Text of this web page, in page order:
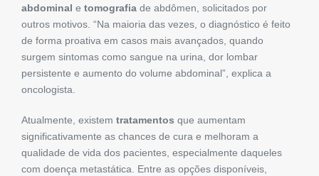
abdominal e tomografia de abdômen, solicitados por
outros motivos. “Na maioria das vezes, o diagnóstico é feito
de forma proativa em casos mais avançados, quando
surgem sintomas como sangue na urina, dor lombar
persistente e aumento do volume abdominal”, explica a
oncologista.
Atualmente, existem tratamentos que aumentam
significativamente as chances de cura e melhoram a
qualidade de vida dos pacientes, especialmente daqueles
com doença metastática. Entre as opções disponíveis,